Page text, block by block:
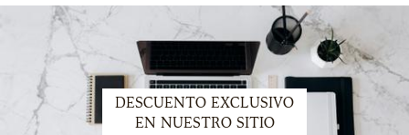
DESCUENTO EXCLUSIVO
EN NUESTRO SITIO